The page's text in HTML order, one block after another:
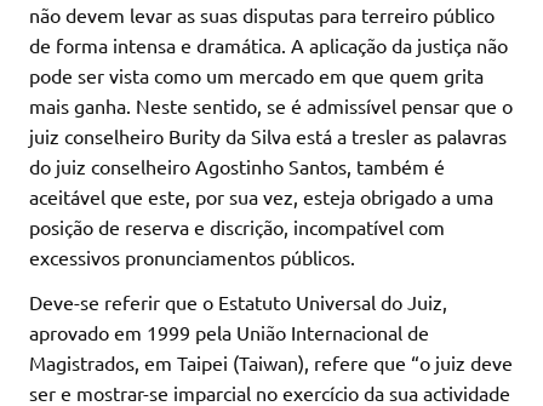
não devem levar as suas disputas para terreiro público
de forma intensa e dramática. A aplicação da justiça não
pode ser vista como um mercado em que quem grita
mais ganha. Neste sentido, se é admissível pensar que o
juiz conselheiro Burity da Silva está a tresler as palavras
do juiz conselheiro Agostinho Santos, também é
aceitável que este, por sua vez, esteja obrigado a uma
posição de reserva e discrição, incompatível com
excessivos pronunciamentos públicos.
Deve-se referir que o Estatuto Universal do Juiz,
aprovado em 1999 pela União Internacional de
Magistrados, em Taipei (Taiwan), refere que “o juiz deve
ser e mostrar-se imparcial no exercício da sua actividade